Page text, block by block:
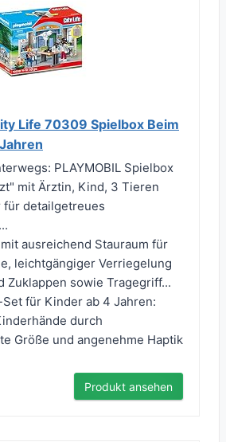
Life 70309 Spielbox Beim
PLAYMOBIL Spielbox
mit Ärztin, Kind, 3 Tieren
für detailgetreues
ausreichend Stauraum für
leichtgängiger Verriegelung
Zuklappen sowie Tragegriff...
für Kinder ab 4 Jahren:
durch
Größe und angenehme Haptik
Produkt ansehen